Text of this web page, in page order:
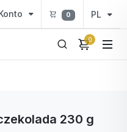
0 PL
0
230 g